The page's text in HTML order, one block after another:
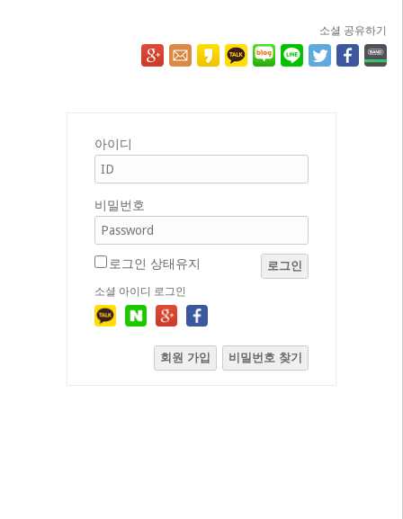
소셜 공유하기
아이디
비밀번호
로그인 상태유지 로그인
소셜 아이디 로그인
회원 가입 비밀번호 찾기